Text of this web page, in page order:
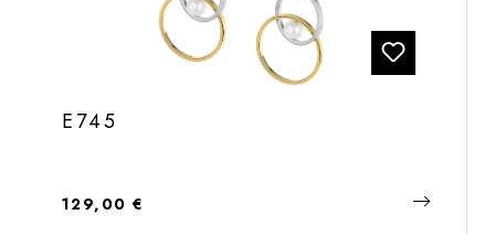
E745
Regulärer Preis:
129,00 €